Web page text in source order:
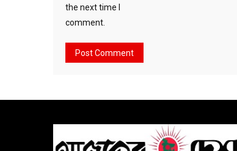
the next time I
comment.